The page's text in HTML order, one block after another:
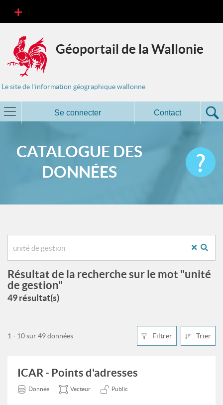
Géoportail de la Wallonie
Le site de l'information géographique wallonne
Se connecter Contact
CATALOGUE DES
DONNÉES
Résultat de la recherche sur le mot "unité
de gestion"
49 résultat(s)
Filtrer Trier
1 - 10 sur 49 données
ICAR - Points d'adresses
Donnée Vecteur Public